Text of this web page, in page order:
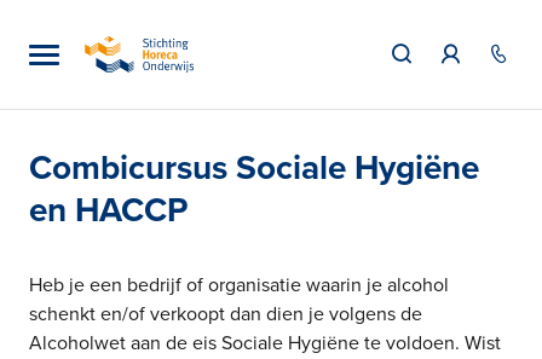
Combicursus Sociale Hygiëne
en HACCP
Heb je een bedrijf of organisatie waarin je alcohol
schenkt en/of verkoopt dan dien je volgens de
Alcoholwet aan de eis Sociale Hygiëne te voldoen. Wist